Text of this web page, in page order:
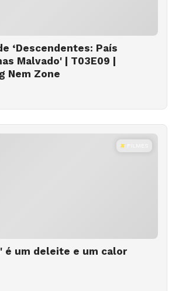
‘Descendentes: País
Malvado' | T03E09 |
Nem Zone
é um deleite e um calor